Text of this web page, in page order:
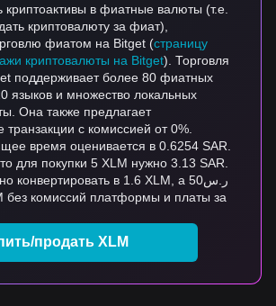
криптоактивы в фиатные валюты (т.е.
криптовалюту за фиат),
фиатом на Bitget (страницу
криптовалюты на Bitget). Торговля
поддерживает более 80 фиатных
языков и множество локальных
Она также предлагает
с комиссией от 0%.
время оценивается в 0.6254 SAR.
для покупки 5 XLM нужно 3.13 SAR.
без комиссий платформы и платы за
продать XLM